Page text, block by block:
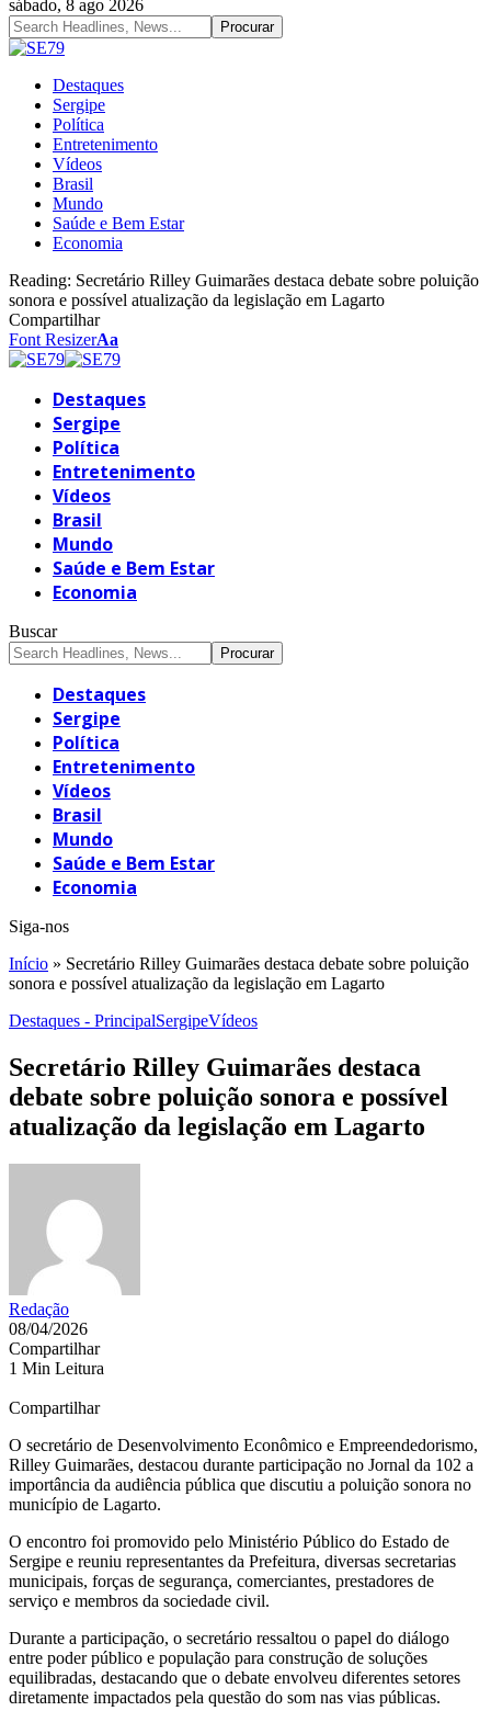
sábado, 8 ago 2026
Destaques
Sergipe
Política
Entretenimento
Vídeos
Brasil
Mundo
Saúde e Bem Estar
Economia
Reading: Secretário Rilley Guimarães destaca debate sobre poluição
sonora e possível atualização da legislação em Lagarto
Compartilhar
Font ResizerAa
Destaques
Sergipe
Política
Entretenimento
Vídeos
Brasil
Mundo
Saúde e Bem Estar
Economia
Buscar
Destaques
Sergipe
Política
Entretenimento
Vídeos
Brasil
Mundo
Saúde e Bem Estar
Economia
Siga-nos
Início » Secretário Rilley Guimarães destaca debate sobre poluição
sonora e possível atualização da legislação em Lagarto
Destaques - PrincipalSergipeVídeos
Secretário Rilley Guimarães destaca
debate sobre poluição sonora e possível
atualização da legislação em Lagarto
Redação
08/04/2026
Compartilhar
1 Min Leitura
Compartilhar
O secretário de Desenvolvimento Econômico e Empreendedorismo,
Rilley Guimarães, destacou durante participação no Jornal da 102 a
importância da audiência pública que discutiu a poluição sonora no
município de Lagarto.
O encontro foi promovido pelo Ministério Público do Estado de
Sergipe e reuniu representantes da Prefeitura, diversas secretarias
municipais, forças de segurança, comerciantes, prestadores de
serviço e membros da sociedade civil.
Durante a participação, o secretário ressaltou o papel do diálogo
entre poder público e população para construção de soluções
equilibradas, destacando que o debate envolveu diferentes setores
diretamente impactados pela questão do som nas vias públicas.